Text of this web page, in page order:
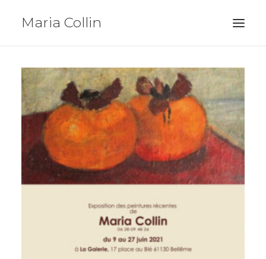
Maria Collin
Peintures
Installations
Expos
Actualités
Biographie